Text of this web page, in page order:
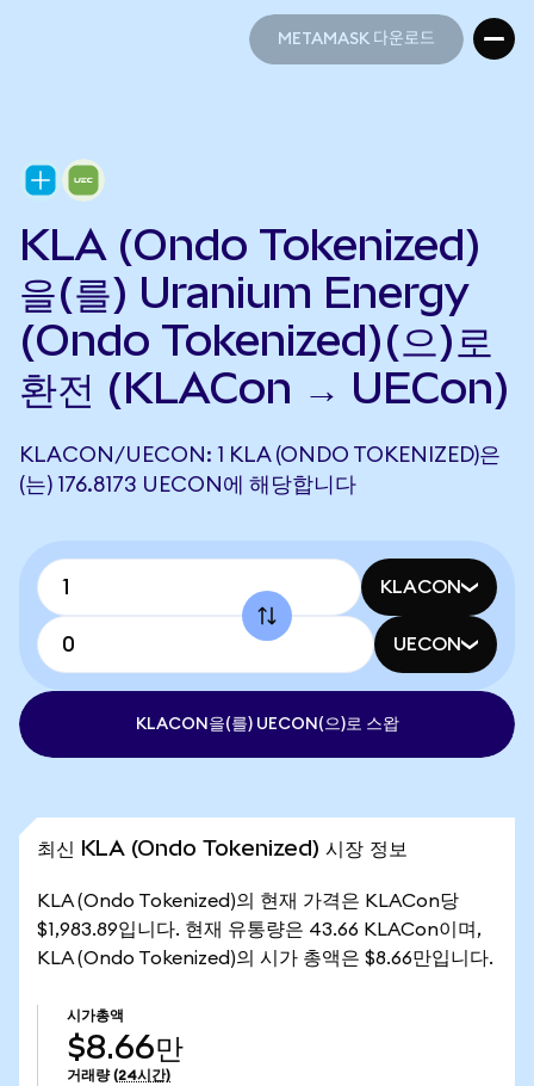
METAMASK 다운로드
KLA (Ondo Tokenized)
을(를) Uranium Energy
(Ondo Tokenized)(으)로
환전 (KLACon → UECon)
KLACON/UECON: 1 KLA (ONDO TOKENIZED)은
(는) 176.8173 UECON에 해당합니다
KLACON
UECON
KLACON을(를) UECON(으)로 스왑
최신 KLA (Ondo Tokenized) 시장 정보
KLA (Ondo Tokenized)의 현재 가격은 KLACon당
$1,983.89입니다. 현재 유통량은 43.66 KLACon이며,
KLA (Ondo Tokenized)의 시가 총액은 $8.66만입니다.
시가총액
$8.66만
거래량 (24시간)